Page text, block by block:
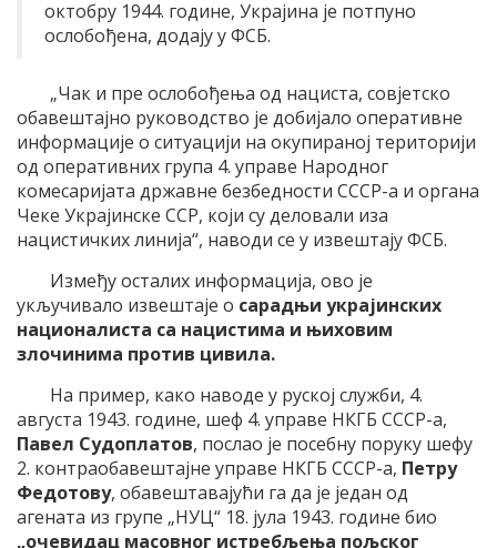
октобру 1944. године, Украјина је потпуно
ослобођена, додају у ФСБ.
„Чак и пре ослобођења од нациста, совјетско
обавештајно руководство је добијало оперативне
информације о ситуацији на окупираној територији
од оперативних група 4. управе Народног
комесаријата државне безбедности СССР-а и органа
Чеке Украјинске ССР, који су деловали иза
нацистичких линија“, наводи се у извештају ФСБ.
Између осталих информација, ово је
укључивало извештаје о сарадњи украјинских
националиста са нацистима и њиховим
злочинима против цивила.
На пример, како наводе у руској служби, 4.
августа 1943. године, шеф 4. управе НКГБ СССР-а,
Павел Судоплатов, послао је посебну поруку шефу
2. контраобавештајне управе НКГБ СССР-а, Петру
Федотову, обавештавајући га да је један од
агената из групе „НУЦ“ 18. јула 1943. године био
„очевидац масовног истребљења пољског